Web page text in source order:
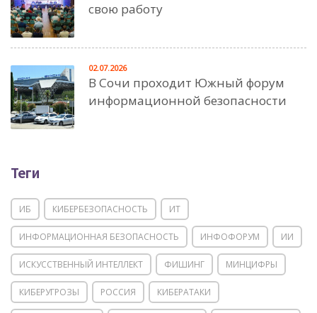
свою работу
В Сочи проходит Южный форум
информационной безопасности
02.07.2026
Теги
ИБ КИБЕРБЕЗОПАСНОСТЬ ИТ
ИНФОРМАЦИОННАЯ БЕЗОПАСНОСТЬ ИНФОФОРУМ ИИ
ИСКУССТВЕННЫЙ ИНТЕЛЛЕКТ ФИШИНГ МИНЦИФРЫ
КИБЕРУГРОЗЫ РОССИЯ КИБЕРАТАКИ